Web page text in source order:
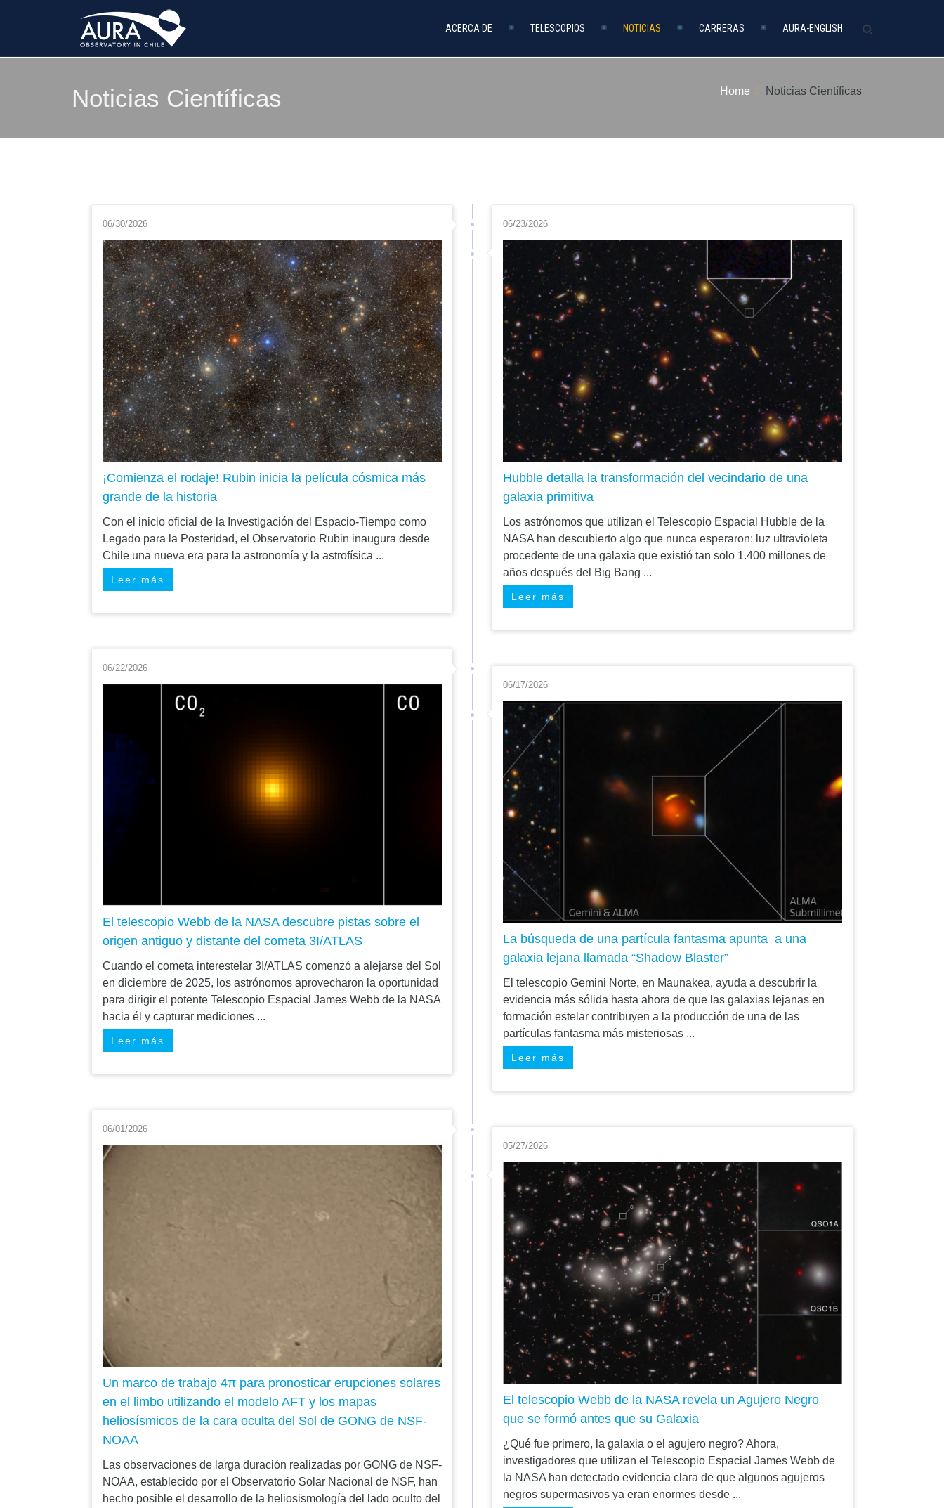
ACERCA DE TELESCOPIOS NOTICIAS CARRERAS AURA-ENGLISH
Noticias Científicas Home Noticias Científicas
06/30/2026
¡Comienza el rodaje! Rubin inicia la película cósmica más
grande de la historia
Con el inicio oficial de la Investigación del Espacio-Tiempo como
Legado para la Posteridad, el Observatorio Rubin inaugura desde
Chile una nueva era para la astronomía y la astrofísica ...
Leer más
06/23/2026
Hubble detalla la transformación del vecindario de una
galaxia primitiva
Los astrónomos que utilizan el Telescopio Espacial Hubble de la
NASA han descubierto algo que nunca esperaron: luz ultravioleta
procedente de una galaxia que existió tan solo 1.400 millones de
años después del Big Bang ...
Leer más
06/22/2026
El telescopio Webb de la NASA descubre pistas sobre el
origen antiguo y distante del cometa 3I/ATLAS
Cuando el cometa interestelar 3I/ATLAS comenzó a alejarse del Sol
en diciembre de 2025, los astrónomos aprovecharon la oportunidad
para dirigir el potente Telescopio Espacial James Webb de la NASA
hacia él y capturar mediciones ...
Leer más
06/17/2026
La búsqueda de una partícula fantasma apunta a una
galaxia lejana llamada “Shadow Blaster”
El telescopio Gemini Norte, en Maunakea, ayuda a descubrir la
evidencia más sólida hasta ahora de que las galaxias lejanas en
formación estelar contribuyen a la producción de una de las
partículas fantasma más misteriosas ...
Leer más
06/01/2026
Un marco de trabajo 4π para pronosticar erupciones solares
en el limbo utilizando el modelo AFT y los mapas
heliosísmicos de la cara oculta del Sol de GONG de NSF-
NOAA
Las observaciones de larga duración realizadas por GONG de NSF-
NOAA, establecido por el Observatorio Solar Nacional de NSF, han
hecho posible el desarrollo de la heliosismología del lado oculto del
05/27/2026
El telescopio Webb de la NASA revela un Agujero Negro
que se formó antes que su Galaxia
¿Qué fue primero, la galaxia o el agujero negro? Ahora,
investigadores que utilizan el Telescopio Espacial James Webb de
la NASA han detectado evidencia clara de que algunos agujeros
negros supermasivos ya eran enormes desde ...